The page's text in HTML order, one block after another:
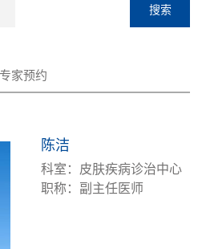
搜索
专家预约
陈洁
科室：皮肤疾病诊治中心
职称：副主任医师